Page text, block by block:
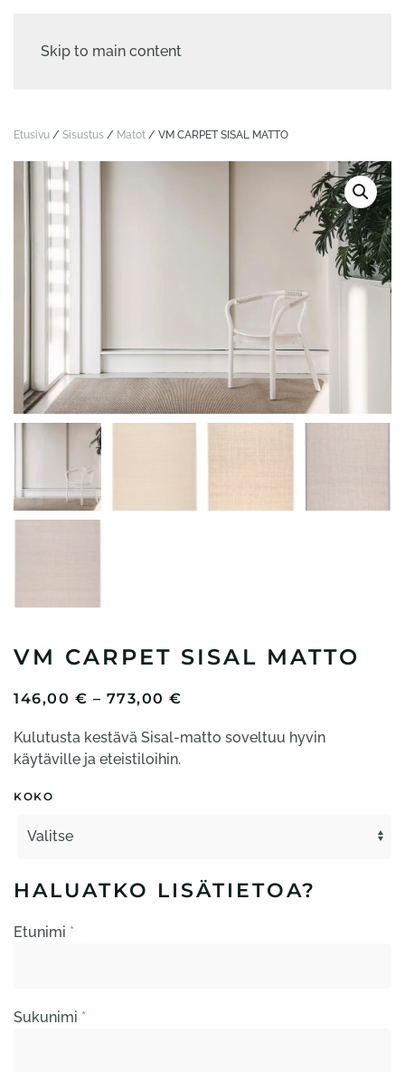
Skip to main content
Etusivu / Sisustus / Matot / VM CARPET SISAL MATTO
VM CARPET SISAL MATTO
146,00 € – 773,00 €
-
Kulutusta kestävä Sisal-matto soveltuu hyvin
käytäville ja eteistiloihin.
KOKO
HALUATKO LISÄTIETOA?
Etunimi *
Sukunimi *